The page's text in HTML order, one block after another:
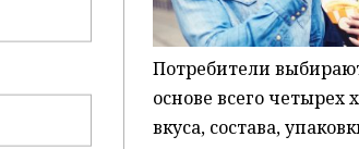
Потребители
основе всего четырех
вкуса, состава,